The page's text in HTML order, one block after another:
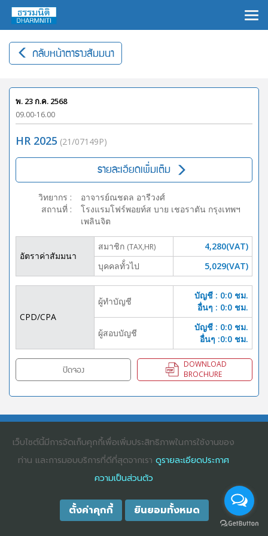
กลับหน้าตารางสัมมนา
พ. 23 ก.ค. 2568
09.00-16.00
HR 2025 (21/07149P)
รายละเอียดเพิ่มเติม
วิทยากร :
อาจารย์ณชดล อารีวงศ์
สถานที่ :
โรงแรมโฟร์พอยท์ส บาย เชอราตัน กรุงเทพฯ
เพลินจิต
อัตราค่าสัมมนา
สมาชิก (TAX,HR)
4,280(VAT)
บุคคลทั้่วไป
5,029(VAT)
CPD/CPA
ผู้ทำบัญชี
บัญชี : 0:0 ชม.
อื่นๆ : 0:0 ชม.
ผู้สอบบัญชี
บัญชี : 0:0 ชม.
อื่นๆ :0:0 ชม.
ปิดจอง
DOWNLOAD
BROCHURE
RIGHTS RESERVED. E-COMMERCIAL REGISTRATION 0105529026680
เว็บไซต์นี้มีการจัดเก็บคุกกี้เพื่อเพิ่มประสิทธิภาพในการใช้งานของ
ท่าน และการมอบบริการที่ดีที่สุดจากเรา ดูรายละเอียดประกาศ
ความเป็นส่วนตัว
ตั้งค่าคุกกี้ ยินยอมทั้งหมด
×